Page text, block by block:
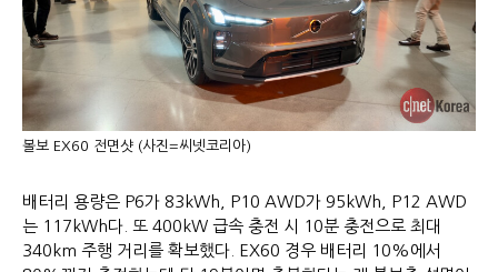
볼보 EX60 전면샷 (사진=씨넷코리아)
배터리 용량은 P6가 83kWh, P10 AWD가 95kWh, P12 AWD
는 117kWh다. 또 400kW 급속 충전 시 10분 충전으로 최대
340km 주행 거리를 확보했다. EX60 경우 배터리 10%에서